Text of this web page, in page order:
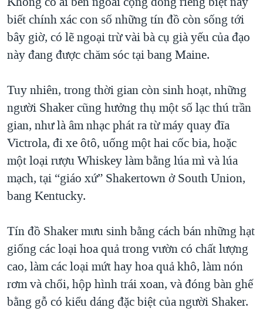
biết chính xác con số những tín đồ còn sống tới
bây giờ, có lẽ ngoại trừ vài bà cụ già yếu của đạo
này đang được chăm sóc tại bang Maine.
Tuy nhiên, trong thời gian còn sinh hoạt, những
người Shaker cũng hưởng thụ một số lạc thú trần
gian, như là âm nhạc phát ra từ máy quay đĩa
Victrola, đi xe ôtô, uống một hai cốc bia, hoặc
một loại rượu Whiskey làm bằng lúa mì và lúa
mạch, tại “giáo xứ” Shakertown ở South Union,
bang Kentucky.
Tín đồ Shaker mưu sinh bằng cách bán những hạt
giống các loại hoa quả trong vườn có chất lượng
cao, làm các loại mứt hay hoa quả khô, làm nón
rơm và chổi, hộp hình trái xoan, và đóng bàn ghế
bằng gỗ có kiểu dáng đặc biệt của người Shaker.